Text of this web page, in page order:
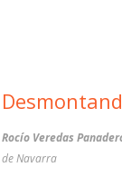
Rocío Veredas
de Navarra